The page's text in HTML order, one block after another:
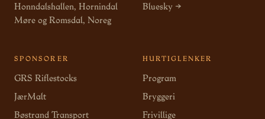
Honndalshallen, Hornindal
Møre og Romsdal, Noreg
Bluesky →
SPONSORER
GRS Riflestocks
JærMalt
Bøstrand Transport
HURTIGLENKER
Program
Bryggeri
Frivillige